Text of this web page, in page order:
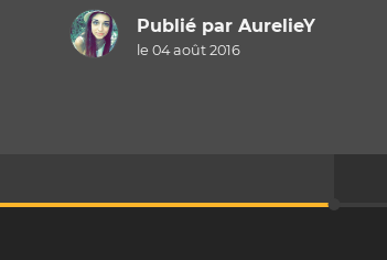
Publié par AurelieY
le 04 août 2016